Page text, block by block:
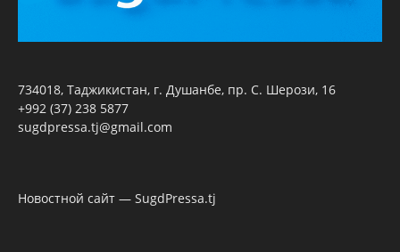
734018, Таджикистан, г. Душанбе, пр. С. Шерози, 16
+992 (37) 238 5877
sugdpressa.tj@gmail.com
Новостной сайт — SugdPressa.tj